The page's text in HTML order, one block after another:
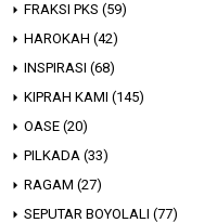
FRAKSI PKS (59)
HAROKAH (42)
INSPIRASI (68)
KIPRAH KAMI (145)
OASE (20)
PILKADA (33)
RAGAM (27)
SEPUTAR BOYOLALI (77)